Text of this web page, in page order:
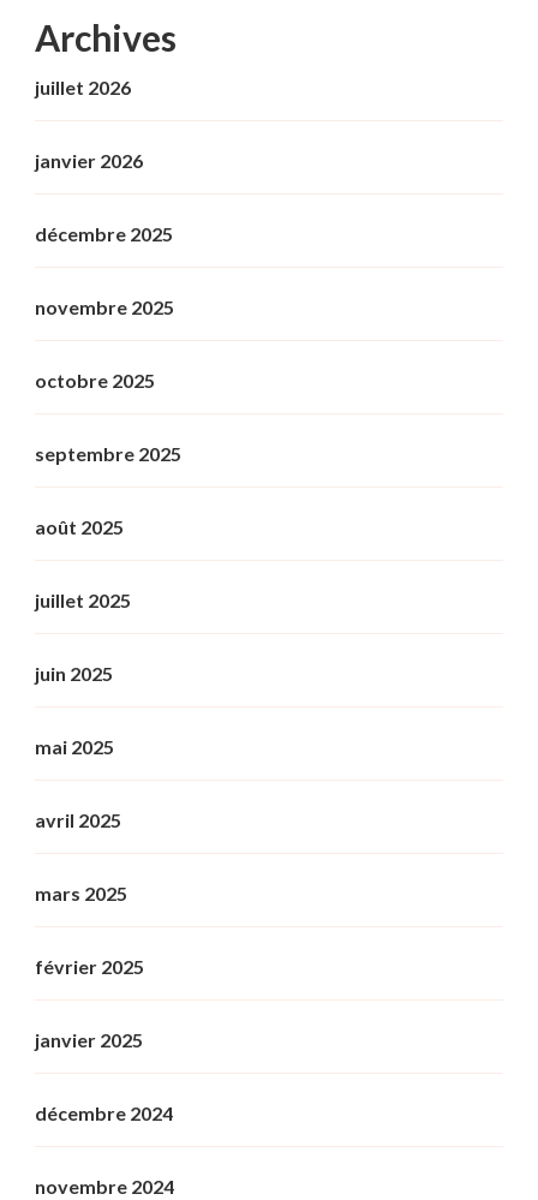
Archives
juillet 2026
janvier 2026
décembre 2025
novembre 2025
octobre 2025
septembre 2025
août 2025
juillet 2025
juin 2025
mai 2025
avril 2025
mars 2025
février 2025
janvier 2025
décembre 2024
novembre 2024